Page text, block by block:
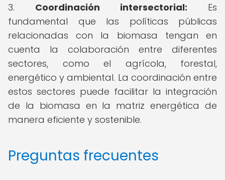
3. Coordinación intersectorial: Es
fundamental que las políticas públicas
relacionadas con la biomasa tengan en
cuenta la colaboración entre diferentes
sectores, como el agrícola, forestal,
energético y ambiental. La coordinación entre
estos sectores puede facilitar la integración
de la biomasa en la matriz energética de
manera eficiente y sostenible.
Preguntas frecuentes